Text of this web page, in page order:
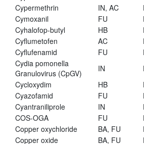
Cypermethrin
IN, AC
Cymoxanil
FU
Cyhalofop-butyl
HB
Cyflumetofen
AC
Cyflufenamid
FU
Cydia pomonella
Granulovirus (CpGV)
IN
Cycloxydim
HB
Cyazofamid
FU
Cyantraniliprole
IN
COS-OGA
FU
Copper oxychloride
BA, FU
Copper oxide
BA, FU